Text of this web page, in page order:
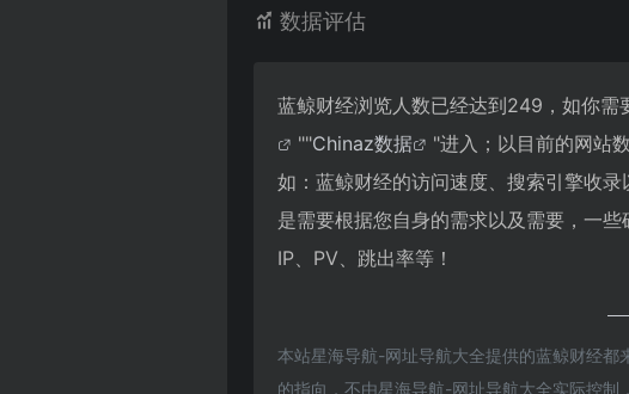
数据评估
蓝鲸财经浏览人数已经达到249，如你
""Chinaz数据
"进入；以目前的网站
如：蓝鲸财经的访问速度、搜索引擎收
是需要根据您自身的需求以及需要，一
IP、PV、跳出率等！
本站星海导航-网址导航大全提供的蓝鲸财经
的指向，不由星海导航-网址导航大全实际控